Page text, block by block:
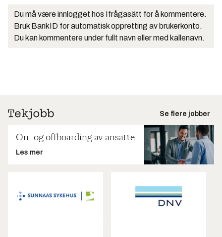
Du må være innlogget hos Ifrågasätt for å kommentere.
Bruk BankID for automatisk oppretting av brukerkonto.
Du kan kommentere under fullt navn eller med kallenavn.
Se flere jobber
On- og offboarding av ansatte
Les mer